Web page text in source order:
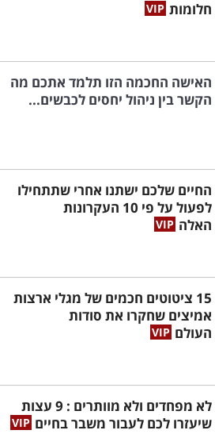
חלומות
האישה החכמה הזו תלמד אתכם מה
הקשר בין ניהול יחסים לכבשים...
החיים שלכם ישתנו אחרי שתתחילו
לפעול על פי 10 העקרונות
האלה
15 ציטוטים חכמים של מגלי ארצות
אמיצים שחקרו את סודות
העולם
לא מפחדים ולא מוותרים : 9 עצות
שיעזרו לכם לעבור משבר בחיים